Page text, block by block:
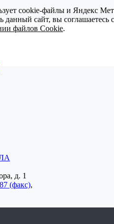
д. 1
(факс),
cookie-файлы и Яндекс
данный сайт, вы
файлов Cookie.